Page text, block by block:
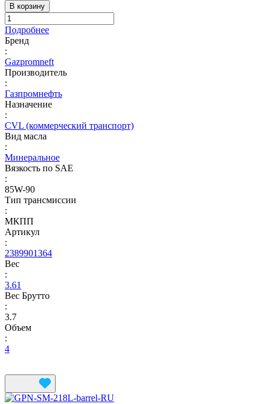
В корзину
Подробнее
Бренд
:
Gazpromneft
Производитель
:
Газпромнефть
Назначение
:
CVL (коммерческий транспорт)
Вид масла
:
Минеральное
Вязкость по SAE
:
85W-90
Тип трансмиссии
:
МКПП
Артикул
:
2389901364
Вес
:
3.61
Вес Брутто
:
3.7
Объем
:
4